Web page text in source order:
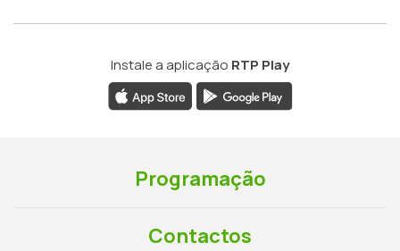
Instale a aplicação RTP Play
Programação
Contactos